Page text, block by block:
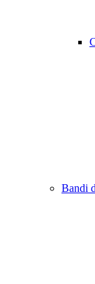
Bandi